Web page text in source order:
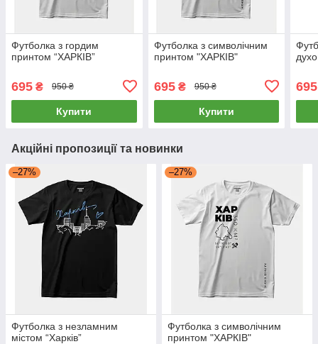
Футболка з гордим
принтом “ХАРКІВ”
695 ₴ 950 ₴
Купити
Футболка з символічним
принтом "ХАРКІВ"
695₴ 950 ₴
Купити
695
Акційні пропозиції та новинки
–27%
Футболка з незламним
містом “Харків”
–27%
Футболка з символічним
принтом "ХАРКІВ"